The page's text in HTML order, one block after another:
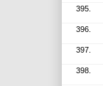
395.
396.
397.
398.